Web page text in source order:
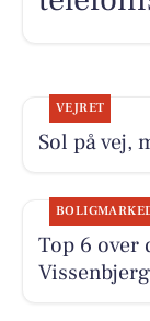
VEJRET
Sol på vej,
Top 6 over